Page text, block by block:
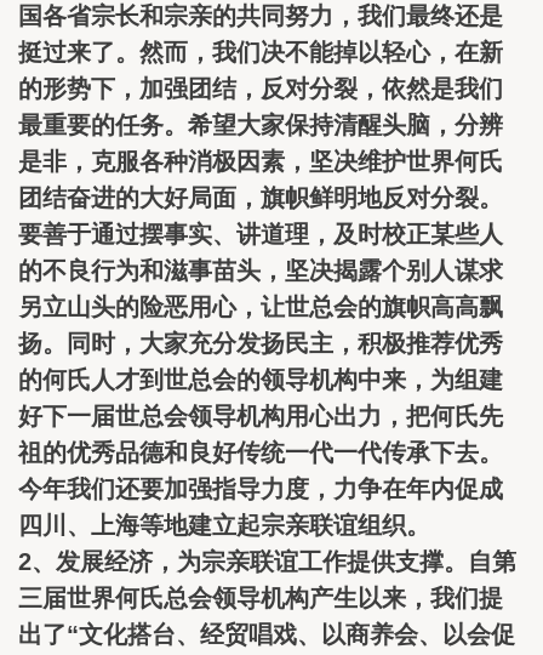
国各省宗长和宗亲的共同努力，我们最终还是
挺过来了。然而，我们决不能掉以轻心，在新
的形势下，加强团结，反对分裂，依然是我们
最重要的任务。希望大家保持清醒头脑，分辨
是非，克服各种消极因素，坚决维护世界何氏
团结奋进的大好局面，旗帜鲜明地反对分裂。
要善于通过摆事实、讲道理，及时校正某些人
的不良行为和滋事苗头，坚决揭露个别人谋求
另立山头的险恶用心，让世总会的旗帜高高飘
扬。同时，大家充分发扬民主，积极推荐优秀
的何氏人才到世总会的领导机构中来，为组建
好下一届世总会领导机构用心出力，把何氏先
祖的优秀品德和良好传统一代一代传承下去。
今年我们还要加强指导力度，力争在年内促成
四川、上海等地建立起宗亲联谊组织。
2、发展经济，为宗亲联谊工作提供支撑。自第
三届世界何氏总会领导机构产生以来，我们提
出了“文化搭台、经贸唱戏、以商养会、以会促